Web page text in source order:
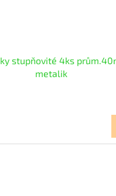
stupňovité 4ks
metalik